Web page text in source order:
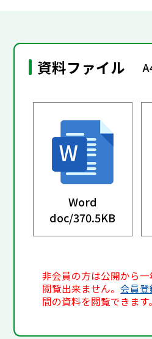
資料ファイル
Word
doc/370.5KB
非会員の方は公開から
閲覧出来ません。会員登
間の資料を閲覧できます。